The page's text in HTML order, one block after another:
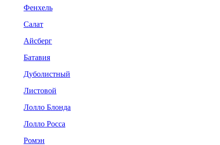
Фенхель
Салат
Айсберг
Батавия
Дуболистный
Листовой
Лолло Блонда
Лолло Росса
Ромэн